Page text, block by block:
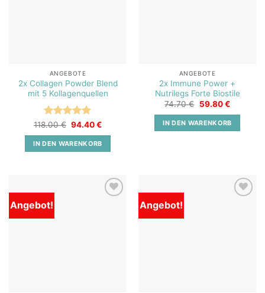
ANGEBOTE
2x Collagen Powder Blend
mit 5 Kollagenquellen
Bewertet
mit5von
5
118.00€ Ursprünglicher
war:
118.00 €
94.40€Aktueller
94.40 €.
IN DEN WARENKORB
ANGEBOTE
2x Immune Power +
Nutrilegs Forte Biostile
74.70€ Ursprünglicher
war:
74.70 €
59.80€Aktueller
ist:
59.80 €.
IN DEN WARENKORB
Angebot! Angebot!